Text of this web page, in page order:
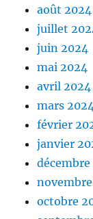
août 2024
juillet
juin 2024
mai 2024
avril 2024
mars 2024
février
janvier
décembre
octobre